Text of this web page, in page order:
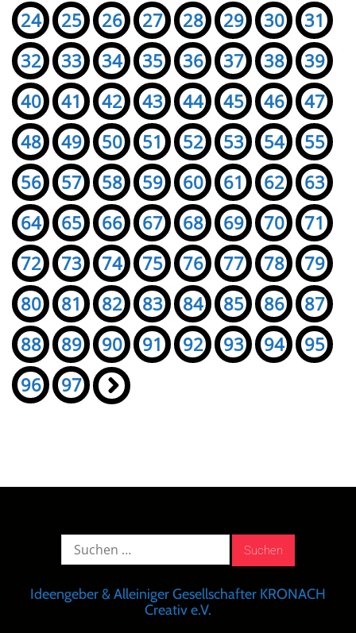
24
25 26 27 28 29 30
31
32
33 34 35 36 37 38
39
40
41 42 43 44 45 46
47
48
49 50 51 52 53 54
55
56
57 58 59 60 61 62
63
64
65 66 67 68 69 70
71
72
73 74 75 76 77 78
79
80
81 82 83 84 85 86
87
88
89 90 91 92 93 94
95
96
97 »
Suche
Ideengeber & Alleiniger Gesellschafter KRONACH
Creativ e.V.